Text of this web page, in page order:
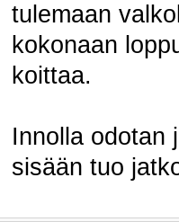
tulemaan
kokonaan
koittaa.
Innolla odotan
sisään tuo